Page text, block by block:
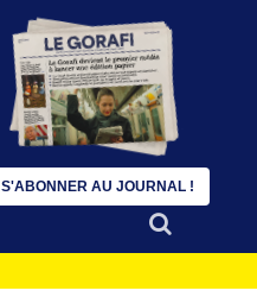
S'ABONNER AU JOURNAL !